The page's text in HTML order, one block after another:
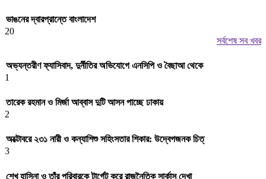
ভাঙনের দ্বারপ্রান্তে বাংলাদেশ
20
সর্বশেষ সব খবর
অভ্যন্তরীণ ফ্যাসিবাদ, দুর্নীতির অভিযোগে এনসিপি ও বৈছাআ থেকে
1
তারেক রহমান ও মির্জা আব্বাস দুটি আসন পাচ্ছে ঢাকায়
2
অক্টোবরে ২৩১ নারী ও কন্যাশিশু সহিংসতার শিকার: উদ্বেগজনক চিত্
3
শেখ হাসিনা ও তাঁর পরিবারকে টার্গেট করে রাজনৈতিক সার্কাস দেখা